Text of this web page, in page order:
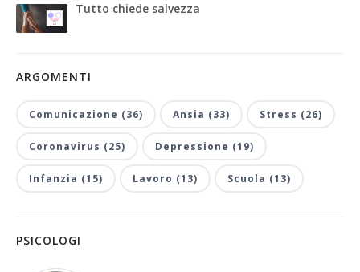
Tutto chiede salvezza
ARGOMENTI
Comunicazione (36) Ansia (33) Stress (26)
Coronavirus (25) Depressione (19)
Infanzia (15) Lavoro (13) Scuola (13)
PSICOLOGI